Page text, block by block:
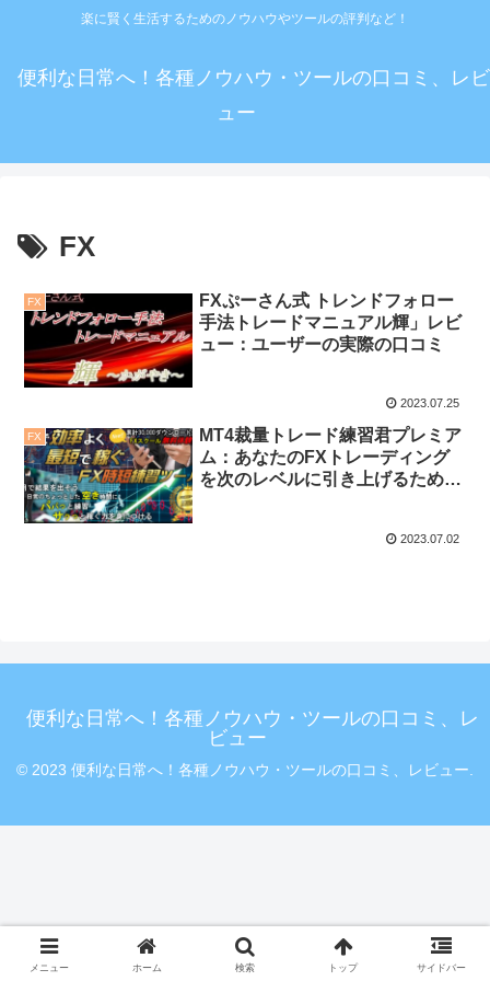
楽に賢く生活するためのノウハウやツールの評判など！
便利な日常へ！各種ノウハウ・ツールの口コミ、レビ
ュー
FX
FX
FXぷーさん式 トレンドフォロー
手法トレードマニュアル輝」レビ
ュー：ユーザーの実際の口コミ
2023.07.25
FX
MT4裁量トレード練習君プレミア
ム：あなたのFXトレーディング
を次のレベルに引き上げるための
2023.07.02
便利な日常へ！各種ノウハウ・ツールの口コミ、レ
ビュー
© 2023 便利な日常へ！各種ノウハウ・ツールの口コミ、レビュー.
メニュー ホーム 検索 トップ サイドバー